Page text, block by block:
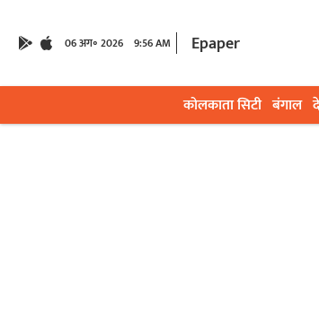
06 अग॰ 2026 9:56 AM Epaper
कोलकाता सिटी बंगाल